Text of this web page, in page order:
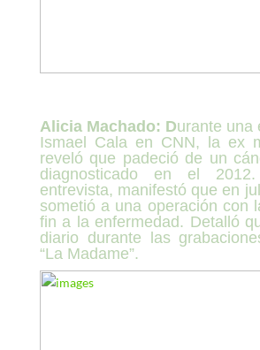
Alicia Machado: Durante una
Ismael Calaen CNN, la ex
reveló que padeció de un
diagnosticado en el
entrevista, manifestó que en
sometió a una operación con
fin a la enfermedad. Detalló
diario durante las
“La Madame”.